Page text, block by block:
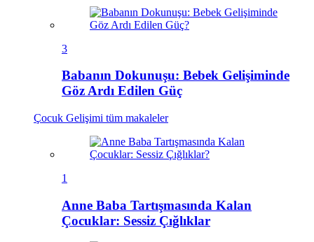
3
Babanın Dokunuşu: Bebek Gelişiminde
Göz Ardı Edilen Güç
Çocuk Gelişimi tüm makaleler
1
Anne Baba Tartışmasında Kalan
Çocuklar: Sessiz Çığlıklar